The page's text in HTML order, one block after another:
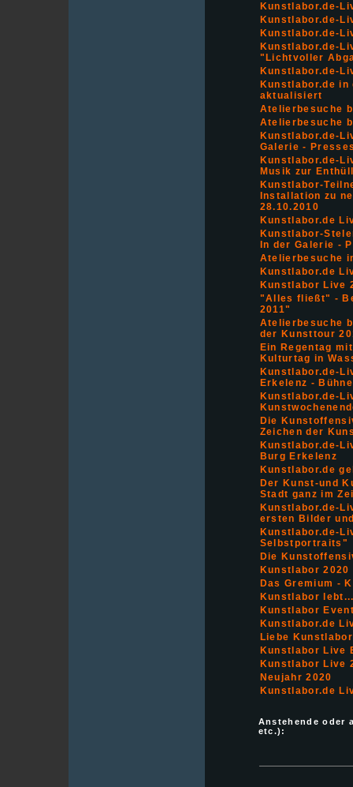
Kunstlabor.de-
Kunstlabor.de-
Kunstlabor.de-
Kunstlabor.de-
"Lichtvoller
Kunstlabor.de-
Kunstlabor.de
aktualisiert
Atelierbesuche
Atelierbesuche
Kunstlabor.de-
Galerie -
Kunstlabor.de-
Musik zur
Kunstlabor-
Installation zu
28.10.2010
Kunstlabor.de
Kunstlabor-
In der Galerie -
Atelierbesuche
Kunstlabor.de
Kunstlabor Live
"Alles fließt" -
2011"
Atelierbesuche
der Kunsttour
Ein Regentag
Kulturtag in
Kunstlabor.de-
Erkelenz -
Kunstlabor.de-
Die
Zeichen der
Kunstlabor.de-
Burg Erkelenz
Kunstlabor.de
Der Kunst-und
Stadt ganz im
Kunstlabor.de-
ersten Bilder
Kunstlabor.de-
Selbstportraits"
Die
Kunstlabor 2020
Das Gremium -
Kunstlabor
Kunstlabor
Kunstlabor.de
Liebe
Kunstlabor Live
Kunstlabor Live
Neujahr 2020
Kunstlabor.de
Anstehende
etc.):